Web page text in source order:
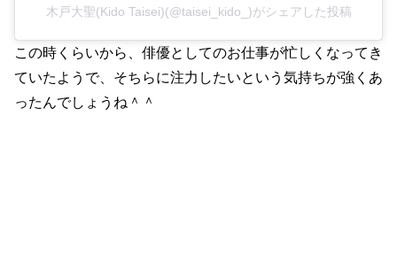
木戸大聖(Kido Taisei)(@taisei_kido_)がシェアした投稿
この時くらいから、俳優としてのお仕事が忙しくなってき
ていたようで、そちらに注力したいという気持ちが強くあ
ったんでしょうね＾＾